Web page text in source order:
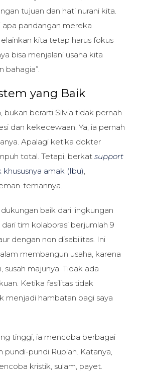
tujuan dan hati nurani kita.
apa pandangan mereka
kita tetap harus fokus
bisa menjalani usaha kita
bahagia”.
yang Baik
bukan berarti Silvia tidak pernah
dan kekecewaan. Ya, ia pernah
Apalagi ketika dokter
total. Tetapi, berkat support
khususnya amak (Ibu)
temannya.
baik dari lingkungan
dari tim kolaborasi berjumlah 9
dengan non disabilitas. Ini
membangun usaha, karena
susah majunya. Tidak ada
Ketika fasilitas tidak
menjadi hambatan bagi saya
tinggi, ia mencoba berbagai
pundi-pundi Rupiah. Katanya,
kristik, sulam, payet.